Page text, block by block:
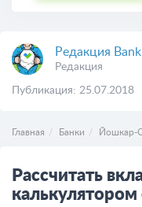
Редакция
Редакция
Публикация: 25.07.2018
Главная Банки Йошкар-
Рассчитать
калькулятором